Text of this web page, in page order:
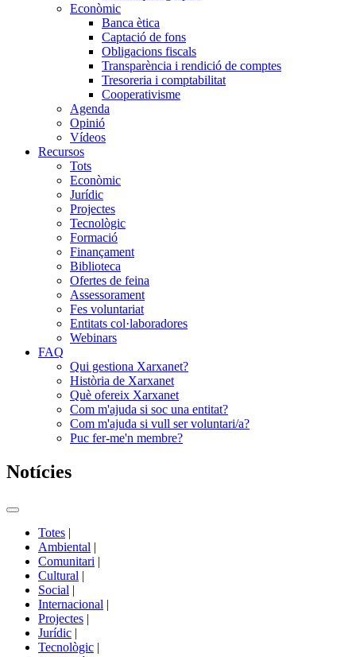
Econòmic
Banca ètica
Captació de fons
Obligacions fiscals
Transparència i rendició de comptes
Tresoreria i comptabilitat
Cooperativisme
Agenda
Opinió
Vídeos
Recursos
Tots
Econòmic
Jurídic
Projectes
Tecnològic
Formació
Finançament
Biblioteca
Ofertes de feina
Assessorament
Fes voluntariat
Entitats col·laboradores
Webinars
FAQ
Qui gestiona Xarxanet?
Història de Xarxanet
Què ofereix Xarxanet
Com m'ajuda si soc una entitat?
Com m'ajuda si vull ser voluntari/a?
Puc fer-me'n membre?
Notícies
Commutador
portals
Totes |
Ambiental |
Comunitari |
Cultural |
Social |
Internacional |
Projectes |
Jurídic |
Tecnològic |